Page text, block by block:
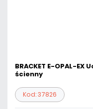
BRACKET E-OPAL-
ścienny
Kod: 37826